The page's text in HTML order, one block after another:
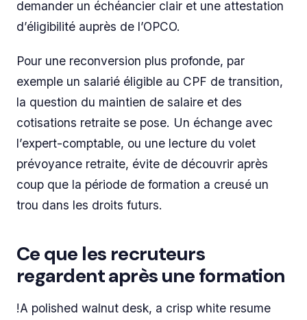
demander un échéancier clair et une attestation
d’éligibilité auprès de l’OPCO.
Pour une reconversion plus profonde, par
exemple un salarié éligible au CPF de transition,
la question du maintien de salaire et des
cotisations retraite se pose. Un échange avec
l’expert-comptable, ou une lecture du volet
prévoyance retraite, évite de découvrir après
coup que la période de formation a creusé un
trou dans les droits futurs.
Ce que les recruteurs
regardent après une formation
!A polished walnut desk, a crisp white resume